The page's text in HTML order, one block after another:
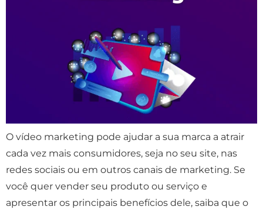
O vídeo marketing pode ajudar a sua marca a atrair
cada vez mais consumidores, seja no seu site, nas
redes sociais ou em outros canais de marketing. Se
você quer vender seu produto ou serviço e
apresentar os principais benefícios dele, saiba que o